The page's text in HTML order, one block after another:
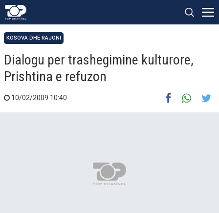
KOSOVA DHE RAJONI
Dialogu per trashegimine kulturore,
Prishtina e refuzon
10/02/2009 10:40